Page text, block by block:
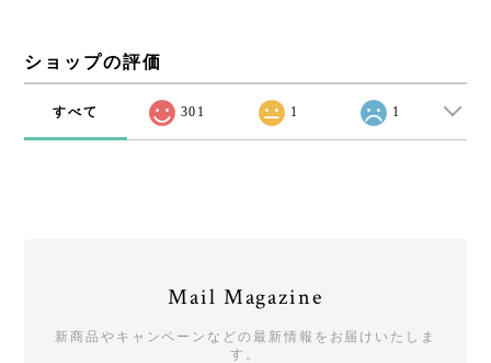
ショップの評価
すべて 301 1 1
Mail Magazine
新商品やキャンペーンなどの最新情報をお届けいたしま
す。